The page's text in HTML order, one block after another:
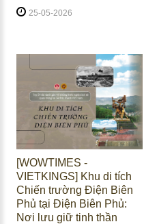
25-05-2026
[WOWTIMES -
VIETKINGS] Khu di tích
Chiến trường Điện Biên
Phủ tại Điện Biên Phủ:
Nơi lưu giữ tinh thần